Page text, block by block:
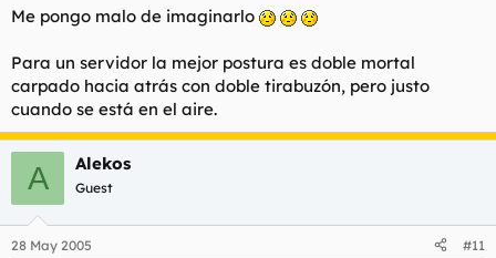
Me pongo malo de imaginarlo
Para un servidor la mejor postura es doble mortal
carpado hacia atrás con doble tirabuzón, pero justo
cuando se está en el aire.
A Alekos
Guest
28 May 2005 #11